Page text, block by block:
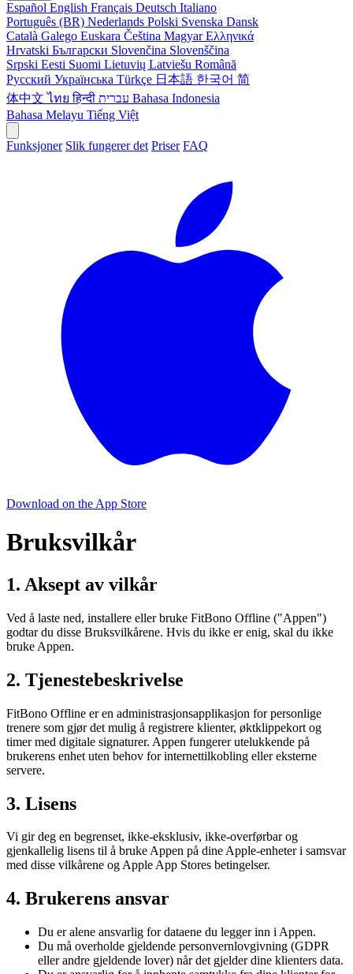
Español English Français Deutsch Italiano
Português (BR) Nederlands Polski Svenska Dansk
Català Galego Euskara Čeština MagyarΕλληνικά
Hrvatski Български Slovenčina Slovenščina
Srpski Eesti Suomi Lietuvių Latviešu Română
Русский Українська Türkçe 日本語 한국어 简
体中文ไทยहिन्दी
Bahasa Indonesia
Bahasa Melayu Tiếng Việt
Funksjoner Slik fungerer det Priser FAQ
Download on the App Store
Bruksvilkår
1. Aksept av vilkår
Ved å laste ned, installere eller bruke FitBono Offline ("Appen")
godtar du disse Bruksvilkårene. Hvis du ikke er enig, skal du ikke
bruke Appen.
2. Tjenestebeskrivelse
FitBono Offline er en administrasjonsapplikasjon for personlige
trenere som gjør det mulig å registrere klienter, øktklippekort og
timer med digitale signaturer. Appen fungerer utelukkende på
brukerens enhet uten behov for internettilkobling eller eksterne
servere.
3. Lisens
Vi gir deg en begrenset, ikke-eksklusiv, ikke-overførbar og
gjenkallelig lisens til å bruke Appen på dine Apple-enheter i samsvar
med disse vilkårene og Apple App Stores betingelser.
4. Brukerens ansvar
Du er alene ansvarlig for dataene du legger inn i Appen.
Du må overholde gjeldende personvernlovgivning (GDPR
eller andre gjeldende lover) når det gjelder dine klienters data.